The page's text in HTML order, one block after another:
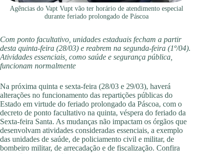
Agências do Vapt Vupt vão ter horário de atendimento especial
durante feriado prolongado de Páscoa
Com ponto facultativo, unidades estaduais fecham a partir
desta quinta-feira (28/03) e reabrem na segunda-feira (1º/04).
Atividades essenciais, como saúde e segurança pública,
funcionam normalmente
Na próxima quinta e sexta-feira (28/03 e 29/03), haverá
alterações no funcionamento das repartições públicas do
Estado em virtude do feriado prolongado da Páscoa, com o
decreto de ponto facultativo na quinta, véspera do feriado da
Sexta-feira Santa. As mudanças não impactam os órgãos que
desenvolvam atividades consideradas essenciais, a exemplo
das unidades de saúde, de policiamento civil e militar, de
bombeiro militar, de arrecadação e de fiscalização. Confira